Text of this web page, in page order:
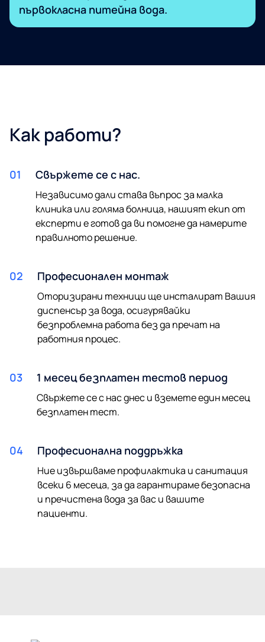
първокласна питейна вода.
Как работи?
01 Свържете се с нас.
Независимо дали става въпрос за малка
клиника или голяма болница, нашият екип от
експерти е готов да ви помогне да намерите
правилното решение.
02 Професионален монтаж
Оторизирани техници ще инсталират Вашия
диспенсър за вода, осигурявайки
безпроблемна работа без да пречат на
работния процес.
03 1 месец безплатен тестов период
Свържете се с нас днес и вземете един месец
безплатен тест.
04 Професионална поддръжка
Ние извършваме профилактика и санитация
всеки 6 месеца, за да гарантираме безопасна
и пречистена вода за вас и вашите
пациенти.